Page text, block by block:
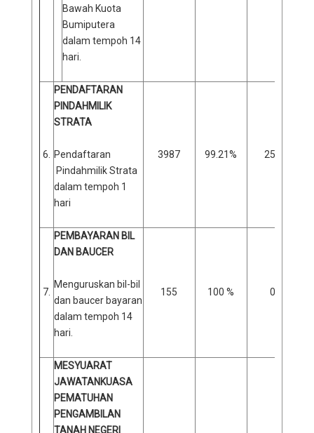
Bawah Kuota
Bumiputera
dalam tempoh 14
hari.
6.
PENDAFTARAN
PINDAHMILIK
STRATA
Pendaftaran
Pindahmilik Strata
dalam tempoh 1
hari
3987 99.21% 253
7.
PEMBAYARAN BIL
DAN BAUCER
Menguruskan bil-bil
dan baucer bayaran
dalam tempoh 14
hari.
155 100 % 0
MESYUARAT
JAWATANKUASA
PEMATUHAN
PENGAMBILAN
TANAH NEGERI